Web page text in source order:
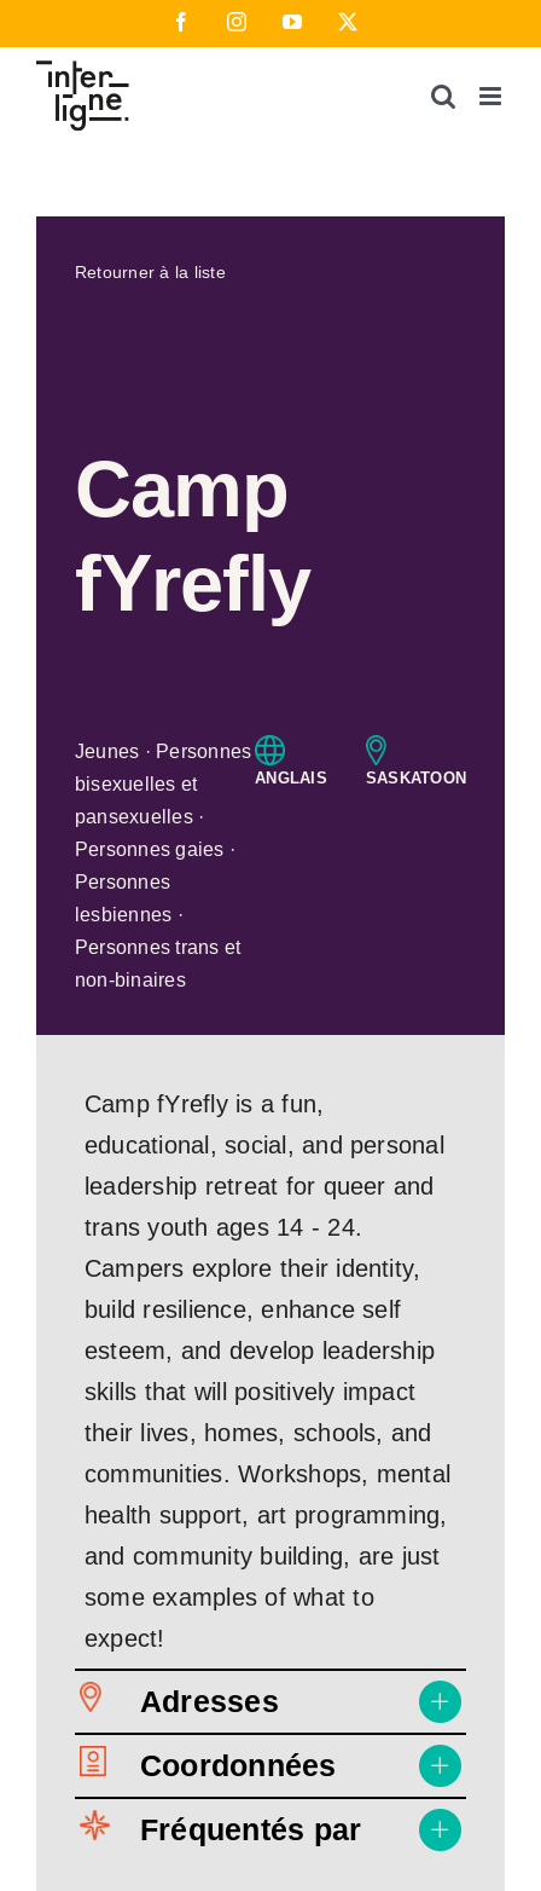
au
contenu
FacebookInstagramYouTube
Retourner à la liste
Camp
fYrefly
Jeunes · Personnes
bisexuelles et
pansexuelles ·
Personnes gaies ·
Personnes
lesbiennes ·
Personnes trans et
non-binaires
ANGLAIS SASKATOON
Camp fYrefly is a fun,
educational, social, and personal
leadership retreat for queer and
trans youth ages 14 - 24.
Campers explore their identity,
build resilience, enhance self
esteem, and develop leadership
skills that will positively impact
their lives, homes, schools, and
communities. Workshops, mental
health support, art programming,
and community building, are just
some examples of what to
expect!
Adresses
Coordonnées
Fréquentés par